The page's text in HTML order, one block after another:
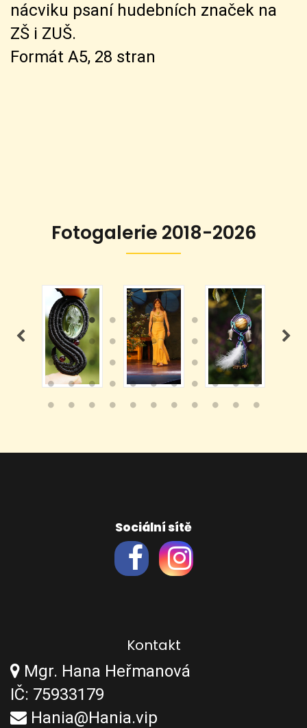
nácviku psaní hudebních značek na
ZŠ i ZUŠ.
Formát A5, 28 stran
Fotogalerie 2018-2026
Sociální sítě
Kontakt
Mgr. Hana Heřmanová
IČ: 75933179
Hania@Hania.vip